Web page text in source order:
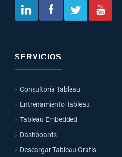
SERVICIOS
Consultoría Tableau
Entrenamiento Tableau
Tableau Embedded
Dashboards
Descargar Tableau Gratis